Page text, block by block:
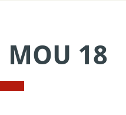
MOU 18